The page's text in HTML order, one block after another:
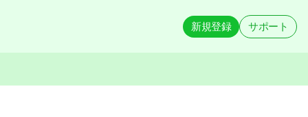
新規登録 サポート